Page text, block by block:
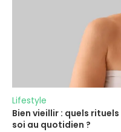
Lifestyle
Bien vieillir : quels
soi au quotidien ?